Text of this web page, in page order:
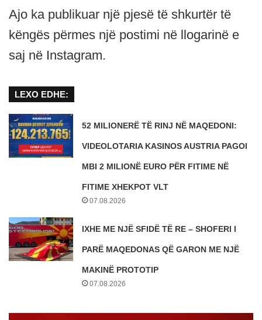
Ajo ka publikuar një pjesë të shkurtër të
këngës përmes një postimi në llogarinë e
saj në Instagram.
LEXO EDHE:
52 MILIONERË TË RINJ NË MAQEDONI:
VIDEOLOTARIA KASINOS AUSTRIA PAGOI
MBI 2 MILIONË EURO PËR FITIME NË
FITIME XHEKPOT VLT
07.08.2026
IXHE ME NJË SFIDË TË RE – SHOFERI I
PARË MAQEDONAS QË GARON ME NJË
MAKINË PROTOTIP
07.08.2026